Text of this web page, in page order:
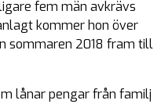
fem män avkrävs
kommer hon över
sommaren 2018 fram till
lånar pengar från familj